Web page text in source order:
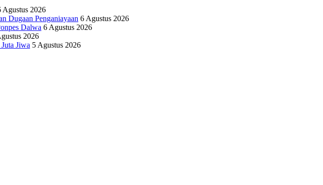
Agustus 2026
Dugaan Penganiayaan 6 Agustus 2026
Dalwa 6 Agustus 2026
2026
Jiwa 5 Agustus 2026